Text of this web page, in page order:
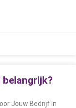
Jouw Bedrijf In